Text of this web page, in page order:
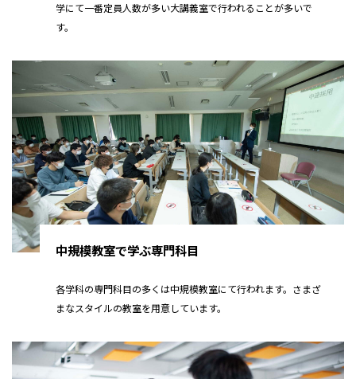
学にて一番定員人数が多い大講義室で行われることが多いで
す。
中規模教室で学ぶ専門科目
各学科の専門科目の多くは中規模教室にて行われます。さまざ
まなスタイルの教室を用意しています。